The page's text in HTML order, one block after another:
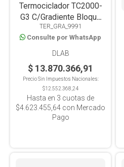
Termociclador TC2000-
G3 C/Gradiente Bloque
Triple, Pantalla Color
10.1" Wifi-Usb
TER_GRA_9991
Consulte por WhatsApp
DLAB
$ 13.870.366,91
Precio Sin Impuestos Nacionales:
$12.552.368,24
Hasta en 3 cuotas de
$4.623.455,64 con Mercado
Pago